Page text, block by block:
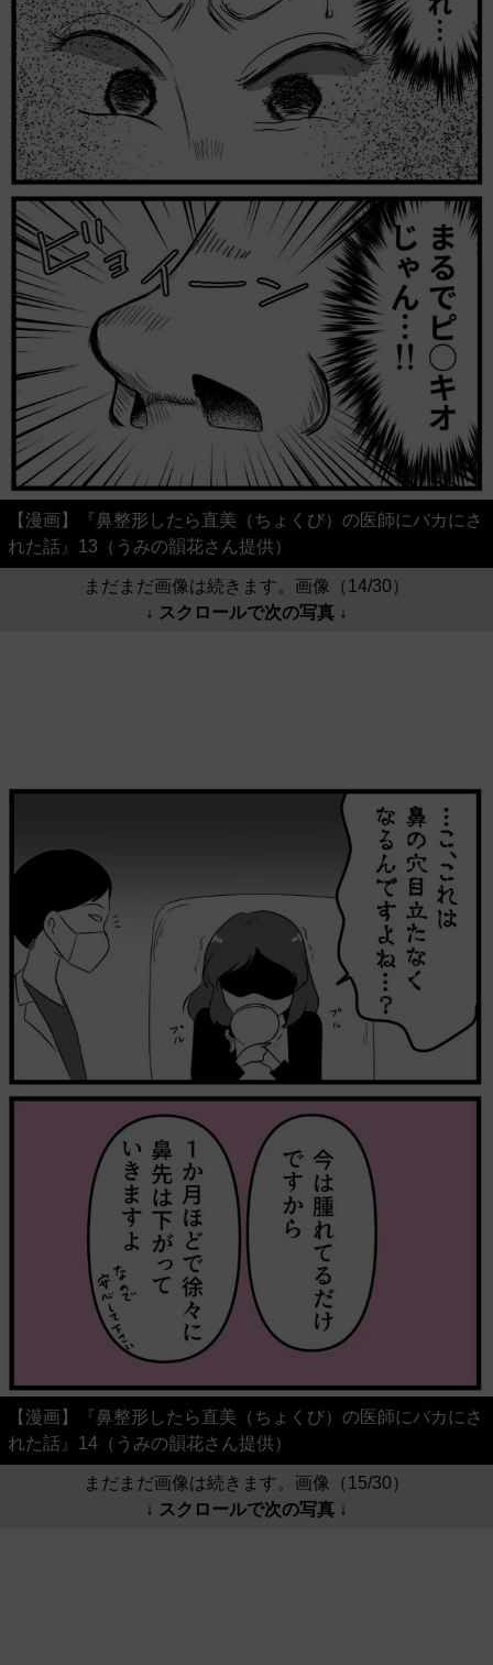
【漫画】『鼻整形したら直美（ちょくび）の医師にバカにさ
れた話』13（うみの韻花さん提供）
まだまだ画像は続きます。画像（14/30）
↓ スクロールで次の写真 ↓
【漫画】『鼻整形したら直美（ちょくび）の医師にバカにさ
れた話』14（うみの韻花さん提供）
まだまだ画像は続きます。画像（15/30）
↓ スクロールで次の写真 ↓